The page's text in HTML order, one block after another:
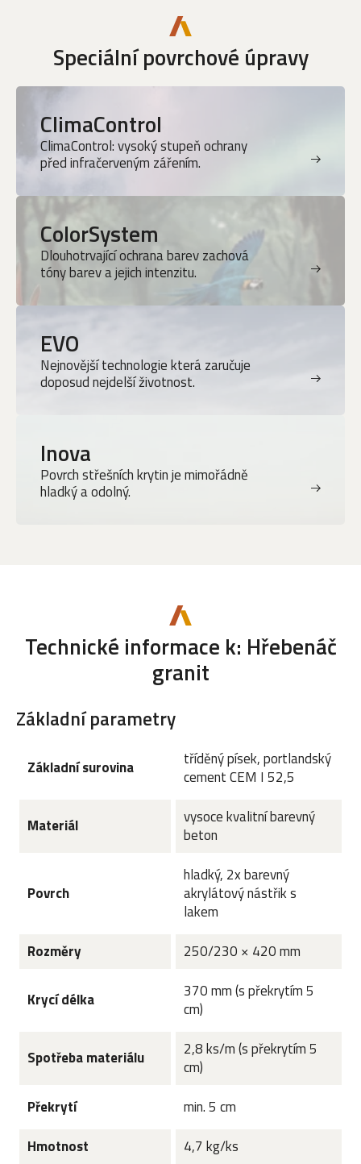
Speciální povrchové úpravy
ClimaControl
ClimaControl: vysoký stupeň ochrany
před infračerveným zářením.
ColorSystem
Dlouhotrvající ochrana barev zachová
tóny barev a jejich intenzitu.
EVO
Nejnovější technologie která zaručuje
doposud nejdelší životnost.
Inova
Povrch střešních krytin je mimořádně
hladký a odolný.
Technické informace k: Hřebenáč
granit
Základní parametry
Základní surovina
tříděný písek, portlandský
cement CEM I 52,5
Materiál
vysoce kvalitní barevný
beton
Povrch
hladký, 2x barevný
akrylátový nástřik s
lakem
Rozměry
250/230 × 420 mm
Krycí délka
370 mm (s překrytím 5
cm)
Spotřeba materiálu
2,8 ks/m (s překrytím 5
cm)
Překrytí
min. 5 cm
Hmotnost
4,7 kg/ks